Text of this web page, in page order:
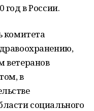
год в России.
комитета
ветеранов
в
социального